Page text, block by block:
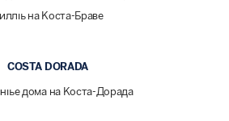
на Коста-Браве
COSTA DORADA
дома на Коста-Дорада